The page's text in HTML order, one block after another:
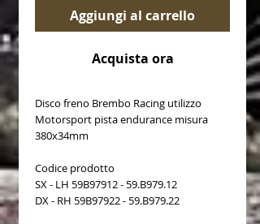
Aggiungi al carrello
Acquista ora
Disco freno Brembo Racing utilizzo
Motorsport pista endurance misura
380x34mm
Codice prodotto
SX - LH 59B97912 - 59.B979.12
DX - RH 59B97922 - 59.B979.22